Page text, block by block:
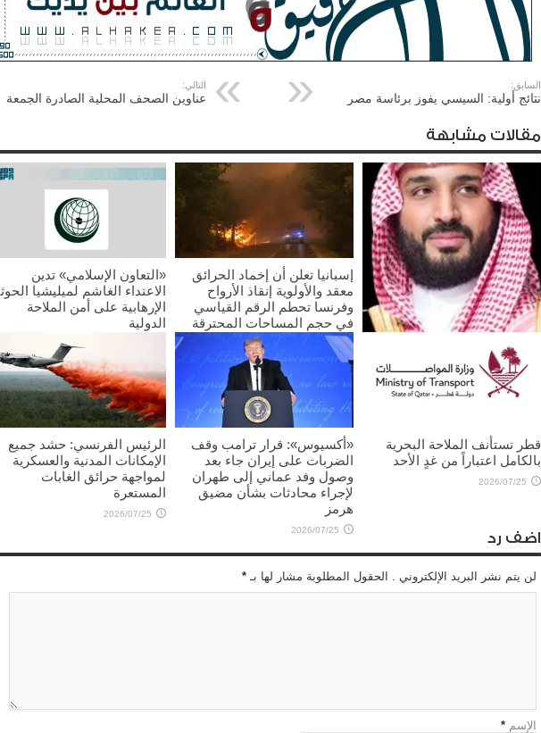
السابق:
نتائج أولية: السيسي يفوز برئاسة مصر
التالي:
عناوين الصحف المحلية الصادرة الجمعة
مقالات مشابهة
ولي العهد السعودي يؤكد
للرئيس الأميركي ضرورة تغليب
الحوار لخفض التصعيد
إسبانيا تعلن أن إخماد الحرائق
معقد والأولوية إنقاذ الأرواح
وفرنسا تحطم الرقم القياسي
في حجم المساحات المحترقة
2026/07/25
«التعاون الإسلامي» تدين
الاعتداء الغاشم لميليشيا
الإرهابية على أمن الملاحة
الدولية
قطر تستأنف الملاحة البحرية
بالكامل اعتباراً من غدٍ الأحد
2026/07/25
«أكسيوس»: قرار ترامب وقف
الضربات على إيران جاء بعد
وصول وفد عماني إلى طهران
لإجراء محادثات بشأن مضيق
هرمز
2026/07/25
الرئيس الفرنسي: حشد جميع
الإمكانات المدنية والعسكرية
لمواجهة حرائق الغابات
المستعرة
2026/07/25
اضف رد
لن يتم نشر البريد الإلكتروني . الحقول المطلوبة مشار لها بـ *
الإسم *